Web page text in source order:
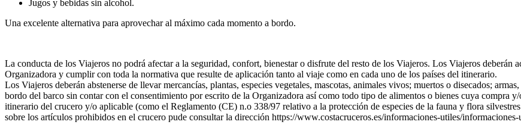
Jugos y bebidas sin alcohol.
Una excelente alternativa para aprovechar al máximo cada momento a bordo.
La conducta de los Viajeros no podrá afectar a la seguridad, confort, bienestar o disfrute del resto de los Viajeros. Los Viajeros deberán
Organizadora y cumplir con toda la normativa que resulte de aplicación tanto al viaje como en cada uno de los países del itinerario.
Los Viajeros deberán abstenerse de llevar mercancías, plantas, especies vegetales, mascotas, animales vivos; muertos o disecados;
bordo del barco sin contar con el consentimiento por escrito de la Organizadora así como todo tipo de alimentos o bienes cuya compra
itinerario del crucero y/o aplicable (como el Reglamento (CE) n.o 338/97 relativo a la protección de especies de la fauna y flora
sobre los artículos prohibidos en el crucero pude consultar la dirección https://www.costacruceros.es/informaciones-utiles/